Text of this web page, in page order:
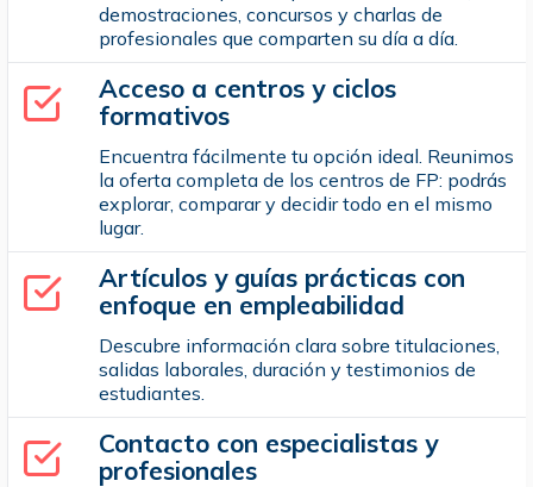
demostraciones, concursos y charlas de
profesionales que comparten su día a día.
Acceso a centros y ciclos
formativos
Encuentra fácilmente tu opción ideal. Reunimos
la oferta completa de los centros de FP: podrás
explorar, comparar y decidir todo en el mismo
lugar.
Artículos y guías prácticas con
enfoque en empleabilidad
Descubre información clara sobre titulaciones,
salidas laborales, duración y testimonios de
estudiantes.
Contacto con especialistas y
profesionales